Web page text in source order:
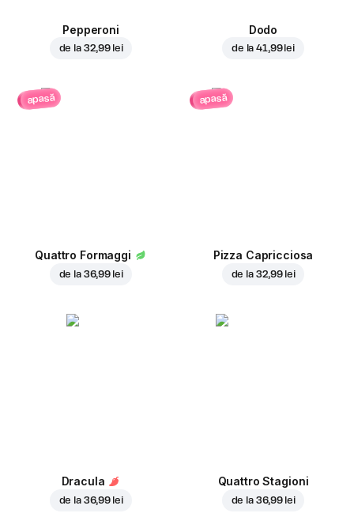
Pepperoni
de la 32,99 lei
Dodo
de la41,99 lei
apasă
Quattro Formaggi
de la 36,99 lei
apasă
Pizza Capricciosa
de la 32,99 lei
Dracula
de la 36,99 lei
Quattro Stagioni
de la 36,99 lei